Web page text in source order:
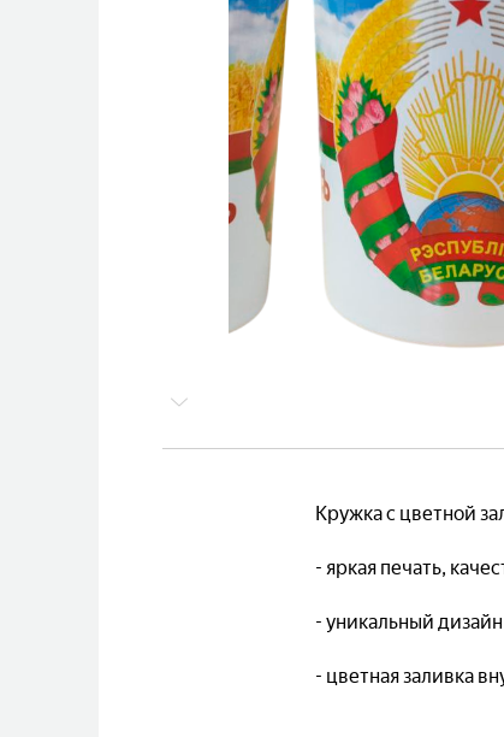
Кружка с цветной
- яркая печать,
- уникальный
- цветная заливка